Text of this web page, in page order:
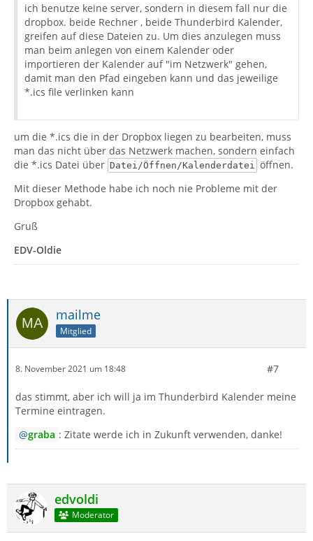
ich benutze keine server, sondern in diesem fall nur die
dropbox. beide Rechner , beide Thunderbird Kalender,
greifen auf diese Dateien zu. Um dies anzulegen muss
man beim anlegen von einem Kalender oder
importieren der Kalender auf "im Netzwerk" gehen,
damit man den Pfad eingeben kann und das jeweilige
*.ics file verlinken kann
um die *.ics die in der Dropbox liegen zu bearbeiten, muss
man das nicht über das Netzwerk machen, sondern einfach
die *.ics Datei über Datei/Öffnen/Kalenderdatei
öffnen.
Mit dieser Methode habe ich noch nie Probleme mit der
Dropbox gehabt.
Gruß
EDV-Oldie
mailme
Mitglied
8. November 2021 um 18:48 #7
das stimmt, aber ich will ja im Thunderbird Kalender meine
Termine eintragen.
graba : Zitate werde ich in Zukunft verwenden, danke!
edvoldi
Moderator